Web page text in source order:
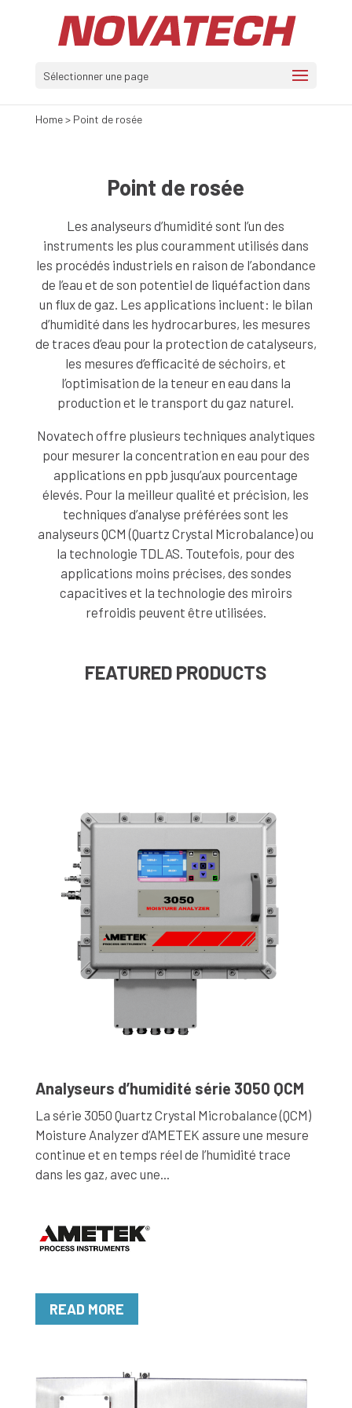
Sélectionner une page
Home> Point de rosée
Point de rosée
Les analyseurs d’humidité sont l’un des
instruments les plus couramment utilisés dans
les procédés industriels en raison de l’abondance
de l’eau et de son potentiel de liquéfaction dans
un flux de gaz. Les applications incluent: le bilan
d’humidité dans les hydrocarbures, les mesures
de traces d’eau pour la protection de catalyseurs,
les mesures d’efficacité de séchoirs, et
l’optimisation de la teneur en eau dans la
production et le transport du gaz naturel.
Novatech offre plusieurs techniques analytiques
pour mesurer la concentration en eau pour des
applications en ppb jusqu’aux pourcentage
élevés. Pour la meilleur qualité et précision, les
techniques d’analyse préférées sont les
analyseurs QCM (Quartz Crystal Microbalance) ou
la technologie TDLAS. Toutefois, pour des
applications moins précises, des sondes
capacitives et la technologie des miroirs
refroidis peuvent être utilisées.
FEATURED PRODUCTS
Analyseurs d’humidité série 3050 QCM
La série 3050 Quartz Crystal Microbalance (QCM)
Moisture Analyzer d’AMETEK assure une mesure
continue et en temps réel de l’humidité trace
dans les gaz, avec une...
READ MORE